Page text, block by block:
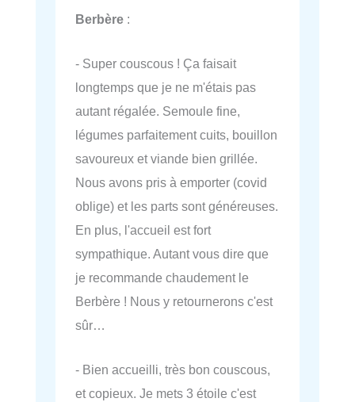
Berbère :
- Super couscous ! Ça faisait
longtemps que je ne m'étais pas
autant régalée. Semoule fine,
légumes parfaitement cuits, bouillon
savoureux et viande bien grillée.
Nous avons pris à emporter (covid
oblige) et les parts sont généreuses.
En plus, l'accueil est fort
sympathique. Autant vous dire que
je recommande chaudement le
Berbère ! Nous y retournerons c'est
sûr…
- Bien accueilli, très bon couscous,
et copieux. Je mets 3 étoile c'est